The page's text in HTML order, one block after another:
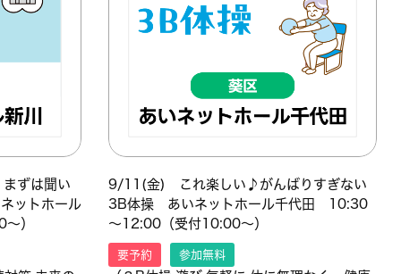
ずは聞い
ットホール
）
9/11(金) これ楽しい♪がんばりすぎない
3B体操 あいネットホール千代田 10:30
～12:00（受付10:00～）
要予約 参加無料